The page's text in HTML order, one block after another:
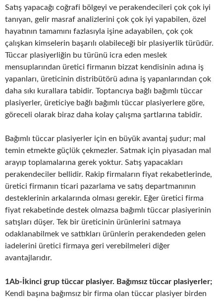
Satış yapacağı coğrafi bölgeyi ve perakendecileri çok çok iyi
tanıyan, gelir masraf analizlerini çok çok iyi yapabilen, özel
hayatının tamamını fazlasıyla işine adayabilen, çok çok
çalışkan kimselerin başarılı olabileceği bir plasiyerlik türüdür.
Tüccar plasiyerliğin bu türünü icra eden meslek
mensuplarından üretici firmanın bizzat kendisinin adına iş
yapanları, üreticinin distribütörü adına iş yapanlarından çok
daha sıkı kurallara tabidir. Toptancıya bağlı bağımlı tüccar
plasiyerler, üreticiye bağlı bağımlı tüccar plasiyerlere göre,
göreceli olarak biraz daha kolay çalışma şartlarına tabidir.
Bağımlı tüccar plasiyerler için en büyük avantaj şudur; mal
temin etmekte güçlük çekmezler. Satmak için piyasadan mal
arayıp toplamalarına gerek yoktur. Satış yapacakları
perakendeciler bellidir. Rakip firmaların fiyat rekabetlerinde,
üretici firmanın ticari pazarlama ve satış departmanının
desteklerinin arkalarında olması gerekir. Eğer üretici firma
fiyat rekabetinde destek olmazsa bağımlı tüccar plasiyerinin
satışları düşer. Tek bir üreticinin ürünlerini satmaya
odaklanabilmek ve sattıkları ürünlerin perakendeden gelen
iadelerini üretici firmaya geri verebilmeleri diğer
avantajlarıdır.
1Ab-İkinci grup tüccar plasiyer. Bağımsız tüccar plasiyerler;
Kendi başına bağımsız bir firma olan tüccar plasiyer birden